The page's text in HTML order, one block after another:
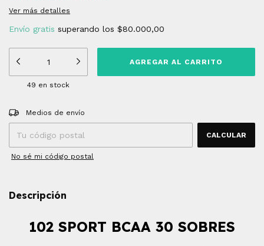
Ver más detalles
Envío gratis superando los $80.000,00
49 en stock
Entregas para el CP:
Medios de envío
CALCULAR
No sé mi código postal
Descripción
102 SPORT BCAA 30 SOBRES